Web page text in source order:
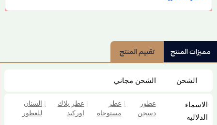
مميزات المنتج تقييم المنتج
الشحن الشحن مجاني
الاسماء
الدلاليه
عطور
دسجن
| عطر
مستوحاه
| عطر بلاك
اوركيد
| السنان
للعطور